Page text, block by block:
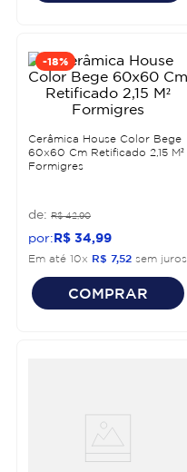
-18%
Cerâmica House Color Bege
60x60 Cm Retificado 2,15 M²
Formigres
R$ 42,90
R$ 34 99
Em até 10x R$ 7, 52 sem juros
COMPRAR